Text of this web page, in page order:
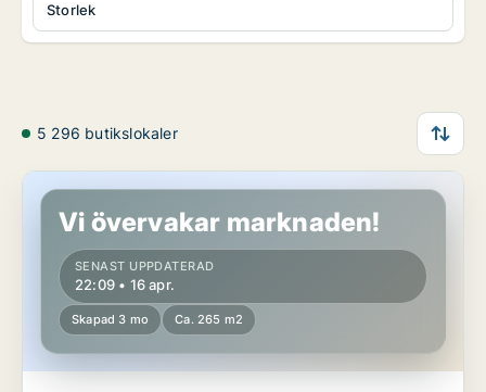
Storlek
5 296 butikslokaler
Butikslokal i Göteborg Östra
Vi övervakar marknaden!
SENAST UPPDATERAD
22:09 • 16 apr.
Skapad 3 mo Ca. 265 m2